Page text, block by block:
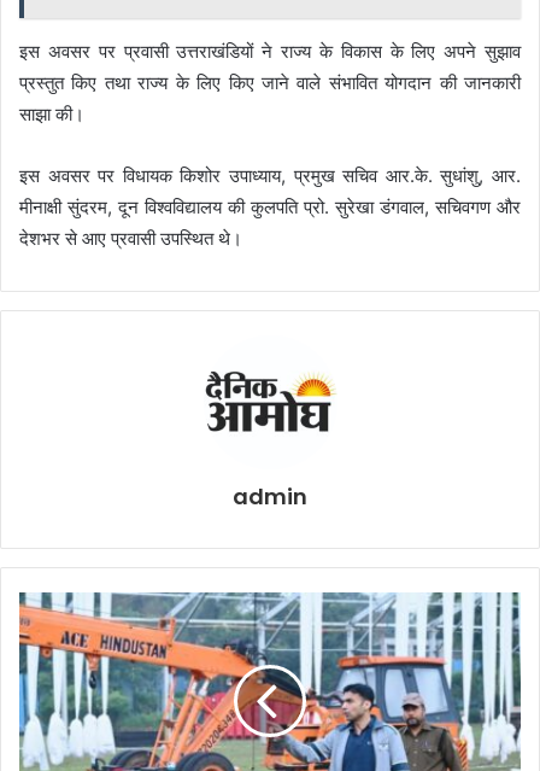
इस अवसर पर प्रवासी उत्तराखंडियों ने राज्य के विकास के लिए अपने सुझाव
प्रस्तुत किए तथा राज्य के लिए किए जाने वाले संभावित योगदान की जानकारी
साझा की।
इस अवसर पर विधायक किशोर उपाध्याय, प्रमुख सचिव आर.के. सुधांशु, आर.
मीनाक्षी सुंदरम, दून विश्वविद्यालय की कुलपति प्रो. सुरेखा डंगवाल, सचिवगण और
देशभर से आए प्रवासी उपस्थित थे।
admin